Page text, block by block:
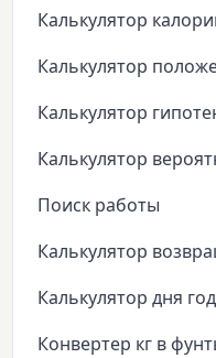
Калькулятор
Калькулятор
Калькулятор
Калькулятор
Поиск работы
Калькулятор
Калькулятор дня
Конвертер кг в